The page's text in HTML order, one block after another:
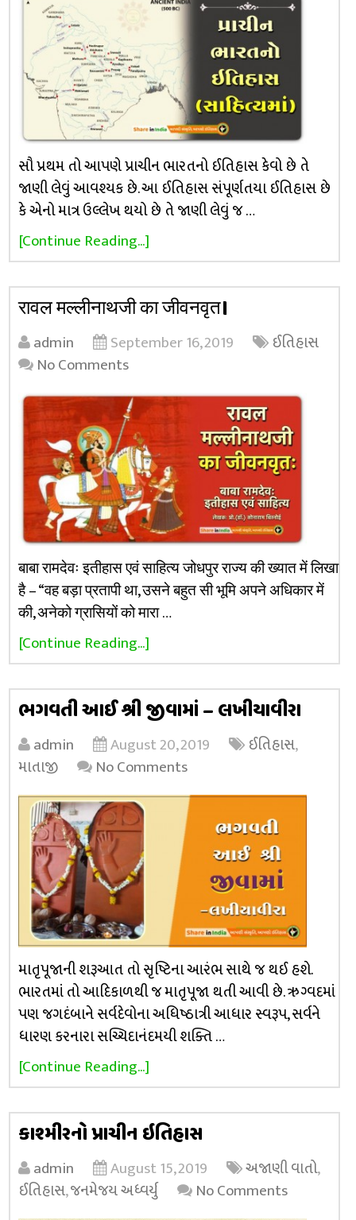
સૌ પ્રથમ તો આપણે પ્રાચીન ભારતનો ઈતિહાસ કેવો છે તે
જાણી લેવું આવશ્યક છે. આ ઈતિહાસ સંપૂર્ણતયા ઈતિહાસ છે
કે એનો માત્ર ઉલ્લેખ થયો છે તે જાણી લેવું જ …
[Continue Reading...]
रावल मल्लीनाथजी का जीवनवृत।
admin September 16, 2019
ઈતિહાસ
No Comments
बाबा रामदेवः इतीहास एवं साहित्य जोधपुर राज्य की ख्यात में लिखा
है – “वह बड़ा प्रतापी था, उसने बहुत सी भूमि अपने अधिकार में
की, अनेको ग्रासियों को मारा …
[Continue Reading...]
ભગવતી આઈ શ્રી જીવામાં – લખીયાવીરા
admin August 20, 2019 ઈતિહાસ,
માતાજી
No Comments
માતૃપૂજાની શરૂઆત તો સૃષ્ટિના આરંભ સાથે જ થઈ હશે.
ભારતમાં તો આદિકાળથી જ માતૃપૂજા થતી આવી છે. ઋગ્વદમાં
પણ જગદંબાને સર્વદેવોના અધિષ્ઠાત્રી આધાર સ્વરૂપ, સર્વને
ધારણ કરનારા સચ્ચિદાનંદમયી શક્તિ …
[Continue Reading...]
કાશ્મીરનો પ્રાચીન ઇતિહાસ
admin August 15, 2019 અજાણી વાતો,
ઈતિહાસ,જનમેજય અધ્વર્યુ No Comments